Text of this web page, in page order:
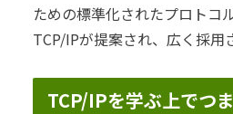
ための標準化されたプロトコ
TCP/IPが提案され、広く採用
TCP/IPを学ぶ上でつ